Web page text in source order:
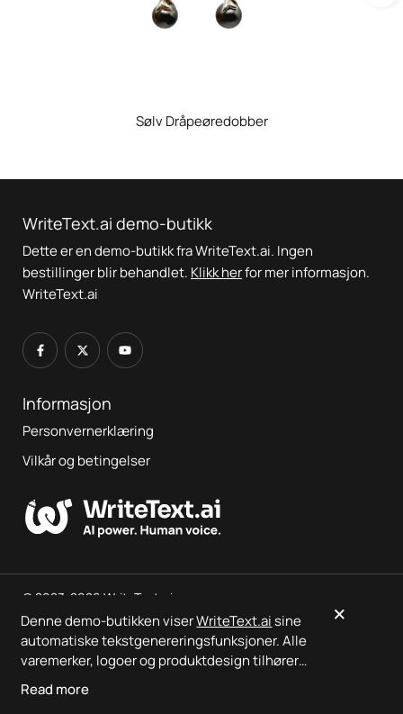
Sølv Dråpeøredobber
WriteText.ai demo-butikk
Dette er en demo-butikk fra WriteText.ai. Ingen
bestillinger blir behandlet. Klikk herfor mer informasjon.
WriteText.ai
Informasjon
Personvernerklæring
Vilkår og betingelser
© 2023-2026 WriteText.ai
Dette er en demo-butikk som viserWriteText.ai-innhold —
ingen bestillinger vil bli behandlet
Denne demo-butikken viserWriteText.aisine
automatiske tekstgenereringsfunksjoner. Alle
varemerker, logoer og produktdesign tilhører
sine respektive eiere.
tilknyttet, sponset eller godkjent av noen av
Read more
×